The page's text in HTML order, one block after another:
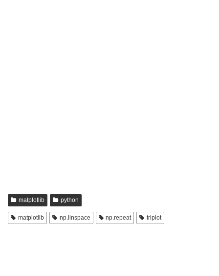
matplotlib python
matplotlib np.linspace np.repeat triplot